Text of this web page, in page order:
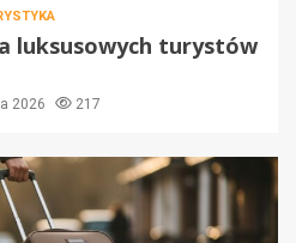
luksusowych turystów
2026 217